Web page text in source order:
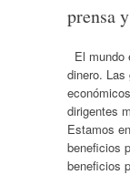
prensa
El mundo
dinero. Las
dirigentes
Estamos
beneficios
beneficios